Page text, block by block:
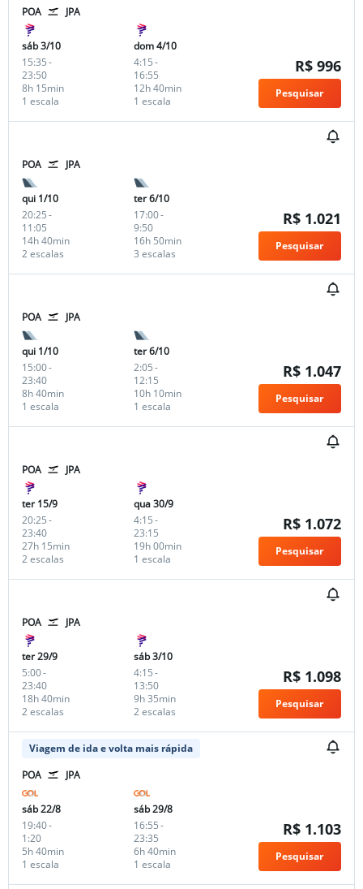
POA JPA
sáb 3/10
15:35-
23:50
1 escala
8h 15min
dom 4/10
4:15-
16:55
1 escala
12h 40min
R$ 996
Pesquisar
POA JPA
qui 1/10
20:25-
11:05
2 escalas
14h 40min
ter 6/10
17:00-
9:50
3 escalas
16h 50min
R$ 1.021
Pesquisar
POA JPA
qui 1/10
15:00-
23:40
1 escala
8h 40min
ter 6/10
2:05-
12:15
1 escala
10h 10min
R$ 1.047
Pesquisar
POA JPA
ter 15/9
20:25-
23:40
2 escalas
27h 15min
qua 30/9
4:15-
23:15
1 escala
19h 00min
R$ 1.072
Pesquisar
POA JPA
ter 29/9
5:00-
23:40
2 escalas
18h 40min
sáb 3/10
4:15-
13:50
2 escalas
9h 35min
R$ 1.098
Pesquisar
Viagem de ida e volta mais rápida
POA
JPA
sáb 22/8
19:40-
1:20
1 escala
5h 40min
sáb 29/8
16:55-
23:35
1 escala
6h 40min
R$ 1.103
Pesquisar